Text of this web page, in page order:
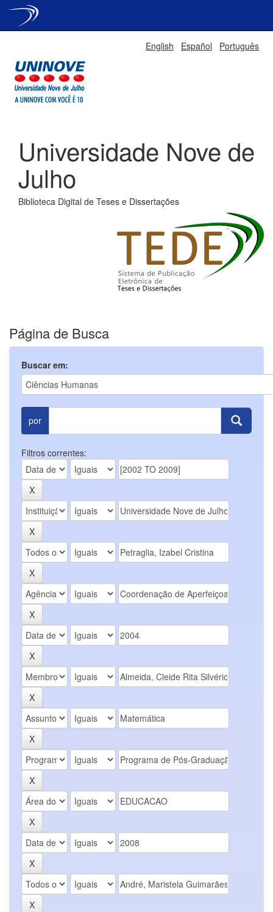
English Español Português
Universidade Nove de
Julho
Biblioteca Digital de Teses e Dissertações
Página de Busca
Buscar em:
por
Filtros correntes: